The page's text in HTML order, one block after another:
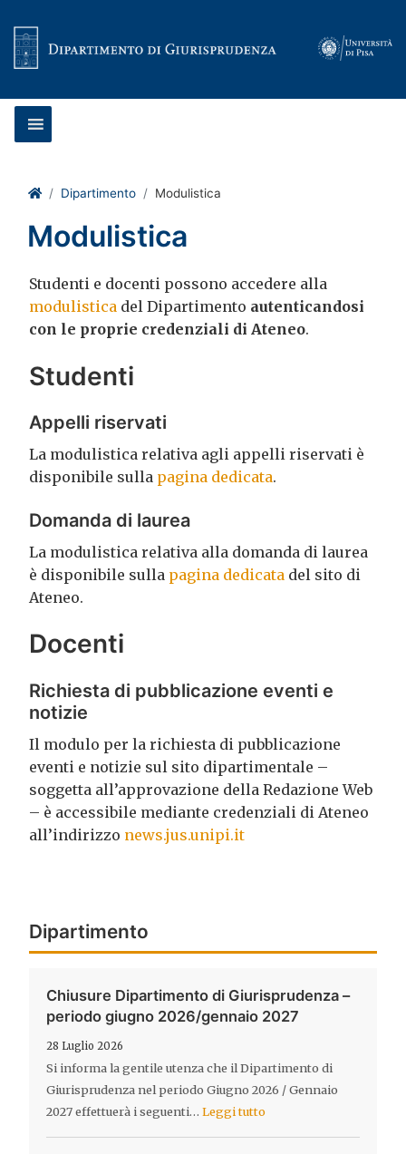
HomeDipartimento Modulistica
Modulistica
Studenti e docenti possono accedere alla
modulistica del Dipartimento autenticandosi
con le proprie credenziali di Ateneo.
Studenti
Appelli riservati
La modulistica relativa agli appelli riservati è
disponibile sulla pagina dedicata.
Domanda di laurea
La modulistica relativa alla domanda di laurea
è disponibile sulla pagina dedicata del sito di
Ateneo.
Docenti
Richiesta di pubblicazione eventi e
notizie
Il modulo per la richiesta di pubblicazione
eventi e notizie sul sito dipartimentale –
soggetta all’approvazione della Redazione Web
– è accessibile mediante credenziali di Ateneo
all’indirizzo news.jus.unipi.it
Dipartimento
Chiusure Dipartimento di Giurisprudenza –
periodo giugno 2026/gennaio 2027
28 Luglio 2026
Si informa la gentile utenza che il Dipartimento di
Giurisprudenza nel periodo Giugno 2026 / Gennaio
2027 effettuerà i seguenti…Leggi tutto